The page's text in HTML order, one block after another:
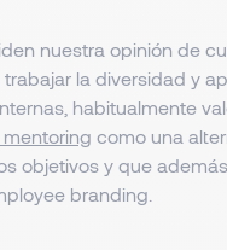
nuestra opinión de
la diversidad y
habitualmente
como una
objetivos y que
branding.